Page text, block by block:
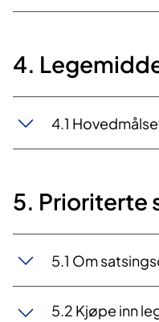
4.
4.1
5. Prioriterte
5.1 Om
5.2 Kjøpe inn